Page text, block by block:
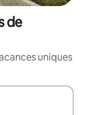
de
uniques
flèches vers le